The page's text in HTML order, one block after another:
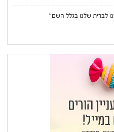
לברית שלנו בגלל השם"